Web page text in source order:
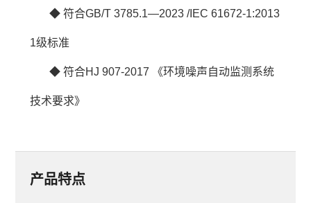
◆ 符合GB/T 3785.1—2023 /IEC 61672-1:2013
1级标准
◆ 符合HJ 907-2017 《环境噪声自动监测系统
技术要求》
产品特点